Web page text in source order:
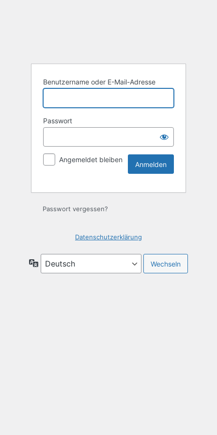
Benutzername oder E-Mail-Adresse
Passwort
Angemeldet bleiben
Passwort vergessen?
Datenschutzerklärung
Sprache